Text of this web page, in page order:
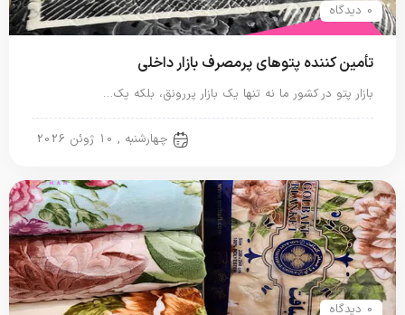
0 دیدگاه
تأمین کننده پتوهای پرمصرف بازار داخلی
بازار پتو در کشور ما نه تنها یک بازار پررونق، بلکه یک…
چهارشنبه , 10 ژوئن 2026
0 دیدگاه